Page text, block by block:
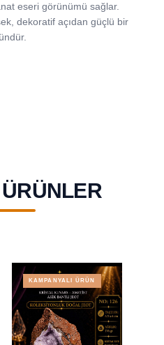
eseri görünümü sağlar.
dekoratif açıdan güçlü bir
KAMPANYALI ÜRÜN